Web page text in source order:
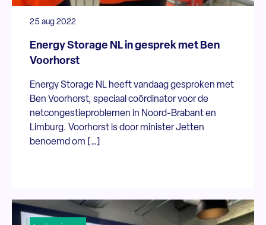
25 aug 2022
Energy Storage NL in gesprek met Ben
Voorhorst
Energy Storage NL heeft vandaag gesproken met
Ben Voorhorst, speciaal coördinator voor de
netcongestieproblemen in Noord-Brabant en
Limburg. Voorhorst is door minister Jetten
benoemd om […]